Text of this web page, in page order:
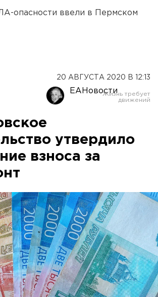
опасности ввели в Пермском
20 АВГУСТА 2020 В 12:13
ЕАНовости
утвердило
взноса за